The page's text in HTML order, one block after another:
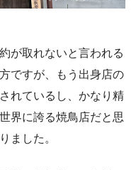
が取れないと言われる
ですが、もう出身店の
れているし、かなり精
界に誇る焼鳥店だと思
ました。